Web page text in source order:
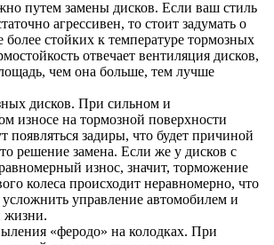
путем замены дисков. Если ваш стиль
агрессивен, то стоит задумать о
более стойких к температуре тормозных
отвечает вентиляция дисков,
чем она больше, тем лучше
дисков. При сильном и
износе на тормозной поверхности
появляться задиры, что будет причиной
решение замена. Если же у дисков с
износ, значит, торможение
колеса происходит неравномерно, что
управление автомобилем и
жизни.
«феродо» на колодках. При